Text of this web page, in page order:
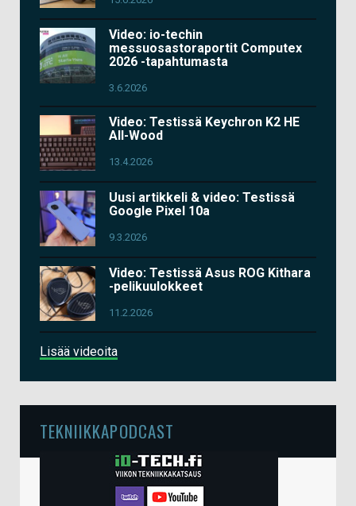
Video: io-techin
messuosastoraportit Computex
2026 -tapahtumasta
3.6.2026
Video: Testissä Keychron K2 HE
All-Wood
13.4.2026
Uusi artikkeli & video: Testissä
Google Pixel 10a
9.3.2026
Video: Testissä Asus ROG Kithara
-pelikuulokkeet
11.2.2026
Lisää videoita
TEKNIIKKAPODCAST